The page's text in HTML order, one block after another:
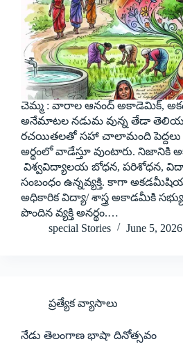
చెమ్మ : వారాల ఆనంద్ అకాడెమిక్,
అనేమాటల నడుమ వున్న తేడా
రచయితలతో సహా చాలామంది పెద్దలు
అర్థంలో వాడేస్తూ వుంటారు. నిజానికి
విశ్వవిద్యాలయ బోధన, పరిశోధన,
సంబంధం ఉన్నవ్యక్తి. కాగా
అధికారిక విద్యా/ శాస్త్ర అకాడమీకి
పొందిన వ్యక్తి అనర్థం.…
special Stories
June 5, 2026
ప్రత్యేక వ్యాసాలు
నేడు తెలంగాణ భాషా దినోత్సవం